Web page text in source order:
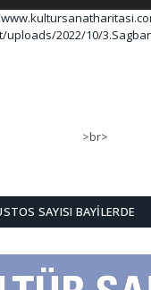
uploads/2022/10/
>br>
SAYISI BAYILERDE